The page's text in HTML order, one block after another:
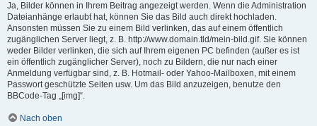
Ja, Bilder können in Ihrem Beitrag angezeigt werden. Wenn die Administration
Dateianhänge erlaubt hat, können Sie das Bild auch direkt hochladen.
Ansonsten müssen Sie zu einem Bild verlinken, das auf einem öffentlich
zugänglichen Server liegt, z. B. http://www.domain.tld/mein-bild.gif. Sie können
weder Bilder verlinken, die sich auf Ihrem eigenen PC befinden (außer es ist
ein öffentlich zugänglicher Server), noch zu Bildern, die nur nach einer
Anmeldung verfügbar sind, z. B. Hotmail- oder Yahoo-Mailboxen, mit einem
Passwort geschützte Seiten usw. Um das Bild anzuzeigen, benutze den
BBCode-Tag „[img]“.
Nach oben